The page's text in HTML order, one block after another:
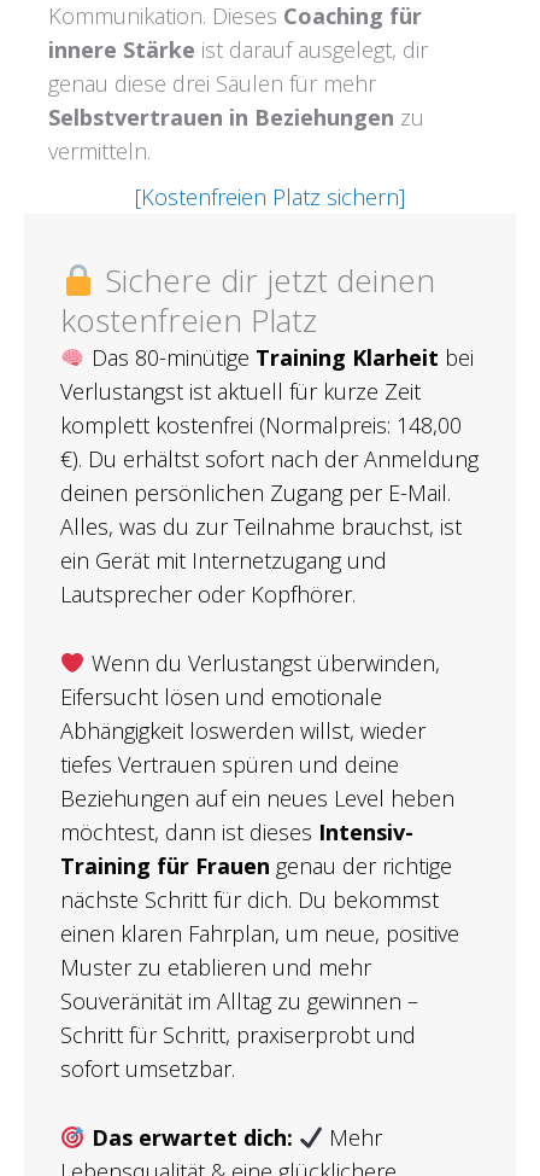
Kommunikation. Dieses Coaching für
innere Stärke ist darauf ausgelegt, dir
genau diese drei Säulen für mehr
Selbstvertrauen in Beziehungen zu
vermitteln.
[Kostenfreien Platz sichern]
Sichere dir jetzt deinen
kostenfreien Platz
Das 80-minütige Training Klarheit bei
Verlustangst ist aktuell für kurze Zeit
komplett kostenfrei (Normalpreis: 148,00
€). Du erhältst sofort nach der Anmeldung
deinen persönlichen Zugang per E-Mail.
Alles, was du zur Teilnahme brauchst, ist
ein Gerät mit Internetzugang und
Lautsprecher oder Kopfhörer.
Wenn du Verlustangst überwinden,
Eifersucht lösen und emotionale
Abhängigkeit loswerden willst, wieder
tiefes Vertrauen spüren und deine
Beziehungen auf ein neues Level heben
möchtest, dann ist dieses Intensiv-
Training für Frauen genau der richtige
nächste Schritt für dich. Du bekommst
einen klaren Fahrplan, um neue, positive
Muster zu etablieren und mehr
Souveränität im Alltag zu gewinnen –
Schritt für Schritt, praxiserprobt und
sofort umsetzbar.
Das erwartet dich:
Mehr